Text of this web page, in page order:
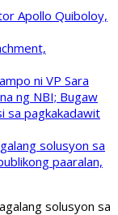
Apollo Quiboloy,
ni VP Sara
ng NBI; Bugaw
sa pagkakadawit
solusyon sa
paaralan,
solusyon sa